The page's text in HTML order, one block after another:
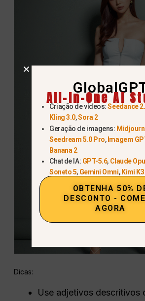
Dicas:
Use adjetivos descritivos
All-In-One AI
Criação de vídeos:Seedance
Kling 3.0,Sora 2
Geração de imagens:
Seedream 5.0 Pro, Imagem
Banana 2
Chat de IA: GPT-5.6, Claude
Soneto 5, Gemini Omni, Kimi K3
OBTENHA 50%
DESCONTO -
AGORA